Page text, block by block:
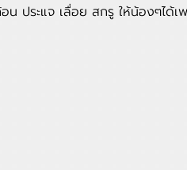
ประแจ เลื่อย สกรู ให้น้องๆได้